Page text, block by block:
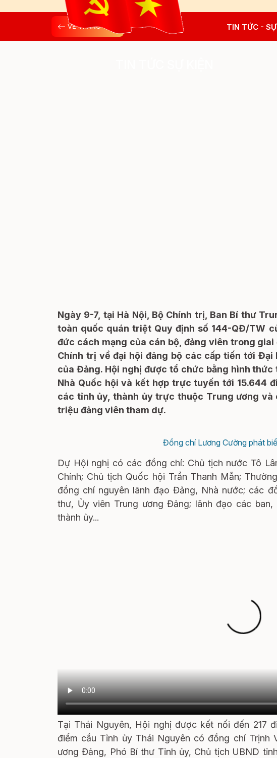
VỀ TRANG CHỦ TIN TỨC - SỰ
Ngày 9-7, tại Hà Nội, Bộ Chính trị, Ban Bí thư
toàn quốc quán triệt Quy định số 144-QĐ/TW
đức cách mạng của cán bộ, đảng viên trong
Chính trị về đại hội đảng bộ các cấp tiến tới
của Đảng. Hội nghị được tổ chức bằng hình
Nhà Quốc hội và kết hợp trực tuyến tới 15.644
các tỉnh ủy, thành ủy trực thuộc Trung ương và
triệu đảng viên tham dự.
Đồng chí Lương Cường phát
Dự Hội nghị có các đồng chí: Chủ tịch nước Tô
Chính; Chủ tịch Quốc hội Trần Thanh Mẫn;
đồng chí nguyên lãnh đạo Đảng, Nhà nước; các
thư, Ủy viên Trung ương Đảng; lãnh đạo các
thành ủy...
Tại Thái Nguyên, Hội nghị được kết nối đến 217
điểm cầu Tỉnh ủy Thái Nguyên có đồng chí Trịnh
ương Đảng, Phó Bí thư Tỉnh ủy, Chủ tịch UBND